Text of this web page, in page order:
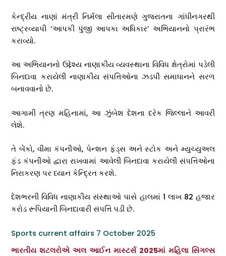
કેન્દ્રીય નાણાં મંત્રી નિર્મલા સીતારમણે ગુજરાતના ગાંધીનગરથી
રાષ્ટ્રવ્યાપી ‘આપકી પુંજી આપકા અધિકાર’ અભિયાનનો પ્રારંભ
કરાવ્યો.
આ અભિયાનનો ઉદ્દેશ્ય નાણાકીય વ્યવસ્થાના વિવિધ ક્ષેત્રોમાં પડેલી
બિનદાવા કરાયેલી નાણાકીય સંપત્તિઓના ઝડપી સમાધાનને સરળ
બનાવવાનો છે.
આગામી ત્રણ મહિનામાં, આ ઝુંબેશ દેશના દરેક જિલ્લાને આવરી
લેશે.
તે બેંકો, વીમા કંપનીઓ, પેન્શન ફંડ્સ અને સ્ટોક અને મ્યુચ્યુઅલ
ફંડ કંપનીઓ દ્વારા રાખવામાં આવેલી બિનદાવા કરાયેલી સંપત્તિઓના
નિરાકરણ પર ધ્યાન કેન્દ્રિત કરશે.
દેશભરની વિવિધ નાણાકીય સંસ્થાઓ પાસે હાલમાં 1 લાખ 82 હજાર
કરોડ રૂપિયાની બિનદાવારી સંપત્તિ પડી છે.
Sports current affairs 7 October 2025
ભારતીય શટલરોએ અલ આઈન માસ્ટર્સ 2025માં મહિલા સિંગલ્સ